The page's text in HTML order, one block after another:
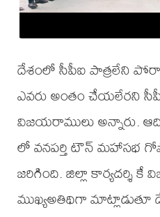
దేశంలో సీపీఐ పాత్రలేని
ఎవరు అంతం చేయలేరని
విజయరాములు అన్నారు.
లో వనపర్తి టౌన్ మహాసభ
జరిగింది. జిల్లా కార్యదర్శి
ముఖ్యఅతిథిగా మాట్లాడుతూ